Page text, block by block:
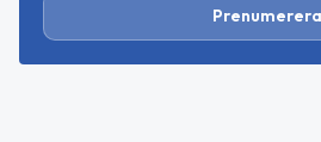
Prenumerera